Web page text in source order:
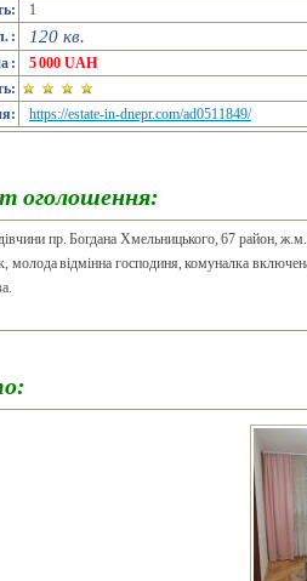
1
:
120 кв.
:
5 000 UAH
https://estate-in-dnepr.com/ad0511849/
оголошення:
пр. Богдана Хмельницького, 67 район,
відмінна господиня, комуналка включена,